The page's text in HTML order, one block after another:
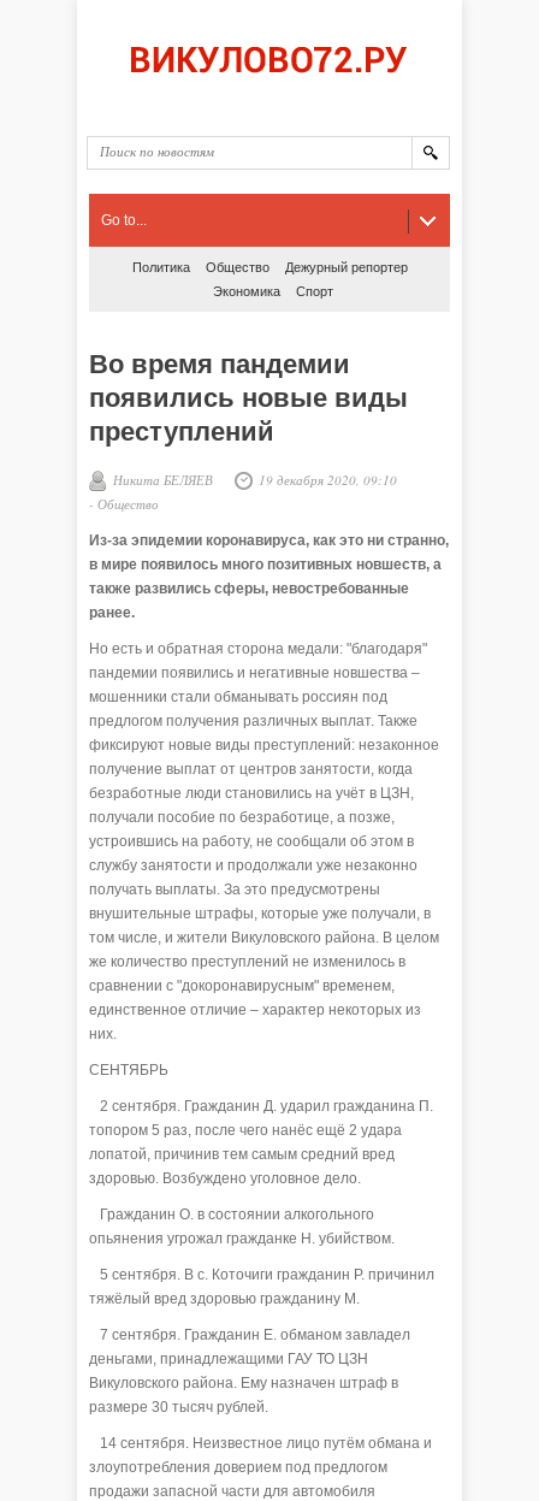
Go to...
Политика Общество
Дежурный репортер
Экономика
Спорт
Во время пандемии
появились новые виды
преступлений
Никита БЕЛЯЕВ
19 декабря 2020, 09:10
- Общество
Из-за эпидемии коронавируса, как это ни странно,
в мире появилось много позитивных новшеств, а
также развились сферы, невостребованные
ранее.
Но есть и обратная сторона медали: "благодаря"
пандемии появились и негативные новшества –
мошенники стали обманывать россиян под
предлогом получения различных выплат. Также
фиксируют новые виды преступлений: незаконное
получение выплат от центров занятости, когда
безработные люди становились на учёт в ЦЗН,
получали пособие по безработице, а позже,
устроившись на работу, не сообщали об этом в
службу занятости и продолжали уже незаконно
получать выплаты. За это предусмотрены
внушительные штрафы, которые уже получали, в
том числе, и жители Викуловского района. В целом
же количество преступлений не изменилось в
сравнении с "докоронавирусным" временем,
единственное отличие – характер некоторых из
них.
СЕНТЯБРЬ
2 сентября. Гражданин Д. ударил гражданина П.
топором 5 раз, после чего нанёс ещё 2 удара
лопатой, причинив тем самым средний вред
здоровью. Возбуждено уголовное дело.
Гражданин О. в состоянии алкогольного
опьянения угрожал гражданке Н. убийством.
5 сентября. В с. Коточиги гражданин Р. причинил
тяжёлый вред здоровью гражданину М.
7 сентября. Гражданин Е. обманом завладел
деньгами, принадлежащими ГАУ ТО ЦЗН
Викуловского района. Ему назначен штраф в
размере 30 тысяч рублей.
14 сентября. Неизвестное лицо путём обмана и
злоупотребления доверием под предлогом
продажи запасной части для автомобиля